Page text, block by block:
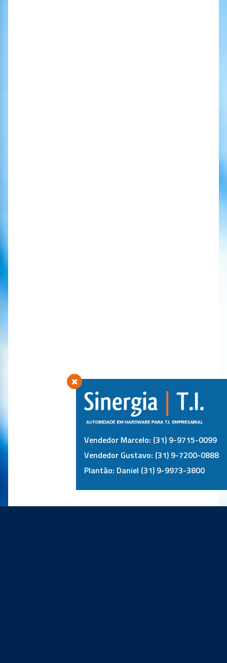
Vendedor Marcelo: (31) 9-9715-0099
Vendedor Gustavo: (31) 9-7200-0888
Plantão: Daniel (31) 9-9973-3800